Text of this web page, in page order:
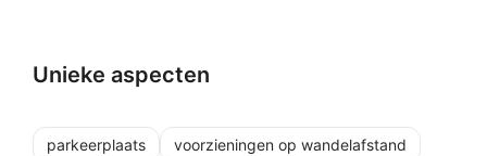
Unieke aspecten
parkeerplaats
voorzieningen op wandelafstand